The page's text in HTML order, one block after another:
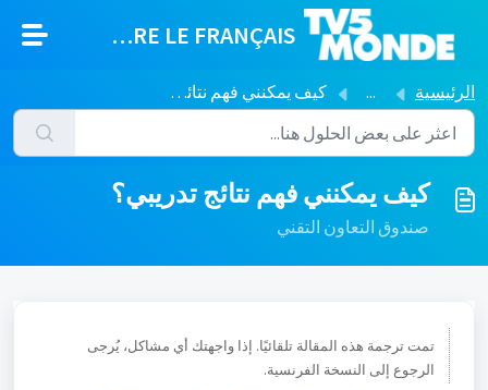
التخطّي إلى المحتوى الرئيسي
APPRENDRE LE FRANÇAIS
الرئيسية ... كيف يمكنني فهم نتائج تدريبي؟
كيف يمكنني فهم نتائج تدريبي؟
صندوق التعاون التقني
تمت ترجمة هذه المقالة تلقائيًا. إذا واجهتك أي مشاكل، يُرجى
الرجوع إلى النسخة الفرنسية.